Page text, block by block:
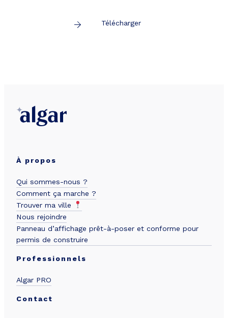
Télécharger
À propos
Qui sommes-nous ?
Comment ça marche ?
Trouver ma ville
Nous rejoindre
Panneau d’affichage prêt-à-poser et conforme pour
permis de construire
Professionnels
Algar PRO
Contact